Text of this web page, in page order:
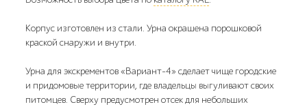
Корпус изготовлен из стали. Урна окрашена порошковой
краской снаружи и внутри.
Урна для экскрементов «Вариант-4» сделает чище городские
и придомовые территории, где владельцы выгуливают своих
питомцев. Сверху предусмотрен отсек для небольших